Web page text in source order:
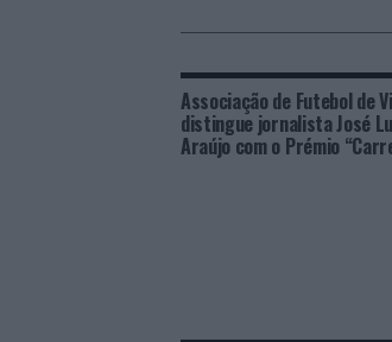
Associação de Futebol de
distingue jornalista José
Araújo com o Prémio